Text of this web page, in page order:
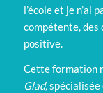
l’école et je n’ai
compétente, des
positive.
Cette formation
Glad,spécialisée